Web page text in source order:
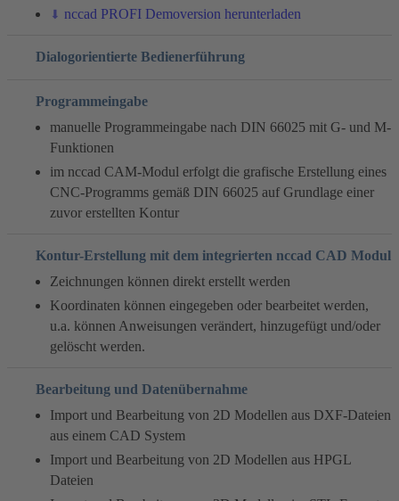
nccad PROFI Demoversion herunterladen
Dialogorientierte Bedienerführung
Programmeingabe
manuelle Programmeingabe nach DIN 66025 mit G- und M-
Funktionen
im nccad CAM-Modul erfolgt die grafische Erstellung eines
CNC-Programms gemäß DIN 66025 auf Grundlage einer
zuvor erstellten Kontur
Kontur-Erstellung mit dem integrierten nccad CAD Modul
Zeichnungen können direkt erstellt werden
Koordinaten können eingegeben oder bearbeitet werden,
u.a. können Anweisungen verändert, hinzugefügt und/oder
gelöscht werden.
Bearbeitung und Datenübernahme
Import und Bearbeitung von 2D Modellen aus DXF-Dateien
aus einem CAD System
Import und Bearbeitung von 2D Modellen aus HPGL
Dateien